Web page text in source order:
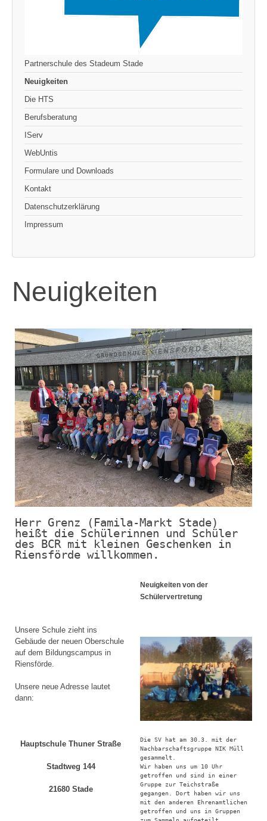
Partnerschule des Stadeum Stade
Neuigkeiten
Die HTS
Berufsberatung
IServ
WebUntis
Formulare und Downloads
Kontakt
Datenschutzerklärung
Impressum
Neuigkeiten
Herr Grenz (Famila-Markt Stade)
heißt die Schülerinnen und Schüler
des BCR mit kleinen Geschenken in
Riensförde willkommen.
Unsere Schule zieht ins
Gebäude der neuen Oberschule
auf dem Bildungscampus in
Riensförde.
Unsere neue Adresse lautet
dann:
Hauptschule Thuner Straße
Stadtweg 144
21680 Stade
Neuigkeiten von der
Schülervertretung
Die SV hat am 30.3. mit der
Nachbarschaftsgruppe NIK Müll
gesammelt.
Wir haben uns um 10 Uhr
getroffen und sind in einer
Gruppe zur Teichstraße
gegangen. Dort haben wir uns
mit den anderen Ehrenamtlichen
getroffen und uns in Gruppen